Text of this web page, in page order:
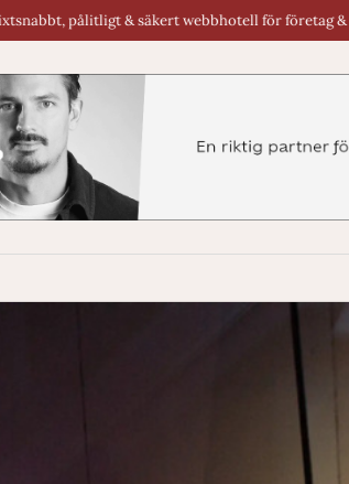
webbhotell för företag & byråer i Sverige.